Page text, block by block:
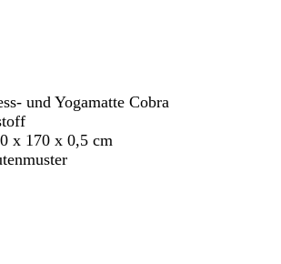
und Yogamatte Cobra
x 170 x 0,5 cm